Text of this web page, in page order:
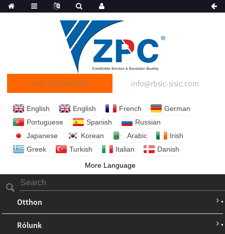
(+86) 15254687377 info@rbsic-sisic.com
English English French
German
Portuguese
Spanish
Russian
Japanese
Korean Arabic
Irish
Greek
Turkish Italian
Danish
More Language
Otthon
Rólunk